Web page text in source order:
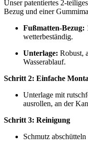
Unser patentiertes 2-
Bezug und einer
Fußmatten-Bezug:
wetterbeständig.
Unterlage: Robust,
Wasserablauf.
Schritt 2: Einfache
Unterlage mit
ausrollen, an der
Schritt 3: Reinigung
Schmutz